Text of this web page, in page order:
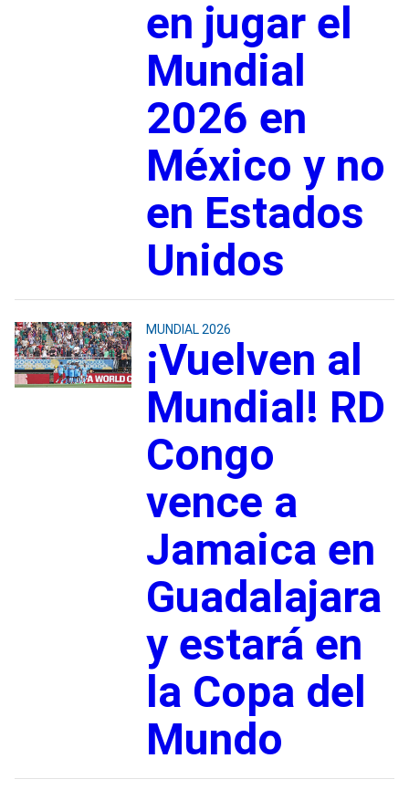
en jugar el
Mundial
2026 en
México y no
en Estados
Unidos
MUNDIAL 2026
¡Vuelven al
Mundial! RD
Congo
vence a
Jamaica en
Guadalajara
y estará en
la Copa del
Mundo